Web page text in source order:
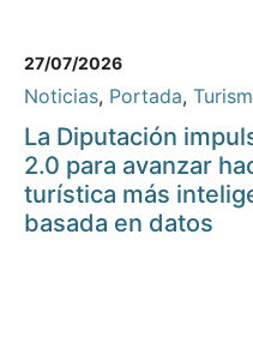
27/07/2026
Noticias, Portada,
La Diputación
2.0 para avanzar
turística más
basada en datos